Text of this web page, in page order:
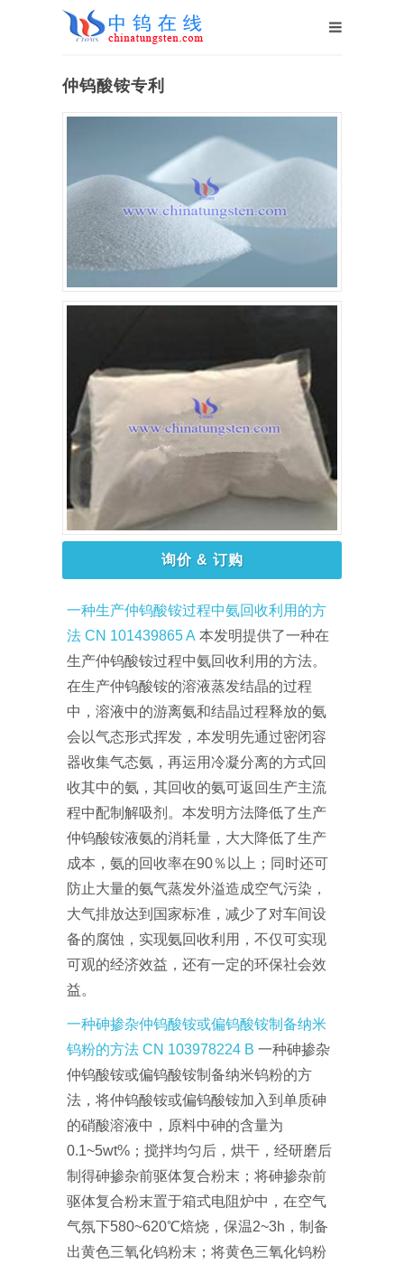
仲钨酸铵专利
询价 & 订购
一种生产仲钨酸铵过程中氨回收利用的方
法 CN 101439865 A 本发明提供了一种在
生产仲钨酸铵过程中氨回收利用的方法。
在生产仲钨酸铵的溶液蒸发结晶的过程
中，溶液中的游离氨和结晶过程释放的氨
会以气态形式挥发，本发明先通过密闭容
器收集气态氨，再运用冷凝分离的方式回
收其中的氨，其回收的氨可返回生产主流
程中配制解吸剂。本发明方法降低了生产
仲钨酸铵液氨的消耗量，大大降低了生产
成本，氨的回收率在90％以上；同时还可
防止大量的氨气蒸发外溢造成空气污染，
大气排放达到国家标准，减少了对车间设
备的腐蚀，实现氨回收利用，不仅可实现
可观的经济效益，还有一定的环保社会效
益。
一种砷掺杂仲钨酸铵或偏钨酸铵制备纳米
钨粉的方法 CN 103978224 B 一种砷掺杂
仲钨酸铵或偏钨酸铵制备纳米钨粉的方
法，将仲钨酸铵或偏钨酸铵加入到单质砷
的硝酸溶液中，原料中砷的含量为
0.1~5wt%；搅拌均匀后，烘干，经研磨后
制得砷掺杂前驱体复合粉末；将砷掺杂前
驱体复合粉末置于箱式电阻炉中，在空气
气氛下580~620℃焙烧，保温2~3h，制备
出黄色三氧化钨粉末；将黄色三氧化钨粉